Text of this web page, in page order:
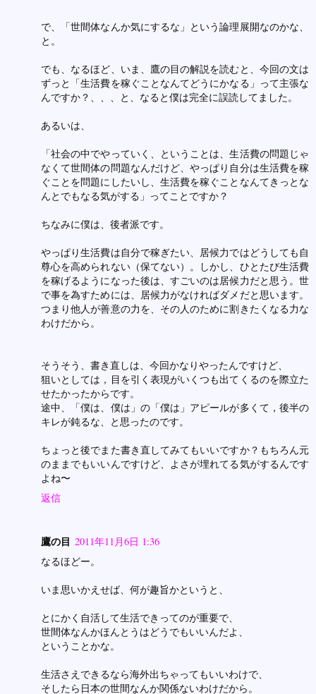
で、「世間体なんか気にするな」という論理展開なのかな、
と。
でも、なるほど、いま、鷹の目の解説を読むと、今回の文は
ずっと「生活費を稼ぐことなんてどうにかなる」って主張な
んですか？、、、と、なると僕は完全に誤読してました。
あるいは、
「社会の中でやっていく、ということは、生活費の問題じゃ
なくて世間体の問題なんだけど、やっぱり自分は生活費を稼
ぐことを問題にしたいし、生活費を稼ぐことなんてきっとな
んとでもなる気がする」ってことですか？
ちなみに僕は、後者派です。
やっぱり生活費は自分で稼ぎたい、居候力ではどうしても自
尊心を高められない（保てない）。しかし、ひとたび生活費
を稼げるようになった後は、すごいのは居候力だと思う。世
で事を為すためには、居候力がなければダメだと思います。
つまり他人が善意の力を、その人のために割きたくなる力な
わけだから。
そうそう、書き直しは、今回かなりやったんですけど、
狙いとしては，目を引く表現がいくつも出てくるのを際立た
せたかったからです。
途中、「僕は、僕は」の「僕は」アピールが多くて，後半の
キレが鈍るな、と思ったのです。
ちょっと後でまた書き直してみてもいいですか？もちろん元
のままでもいいんですけど、よさが埋れてる気がするんです
よね〜
返信
鷹の目 2011年11月6日 1:36
なるほどー。
いま思いかえせば、何が趣旨かというと、
とにかく自活して生活できってのが重要で、
世間体なんかほんとうはどうでもいいんだよ、
ということかな。
生活さえできるなら海外出ちゃってもいいわけで、
そしたら日本の世間なんか関係ないわけだから。